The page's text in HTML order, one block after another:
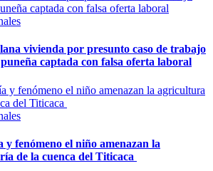
vivienda por presunto caso de trabajo
captada con falsa oferta laboral
y fenómeno el niño amenazan la
de la cuenca del Titicaca